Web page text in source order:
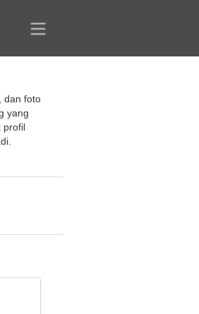
dan foto
yang
profil